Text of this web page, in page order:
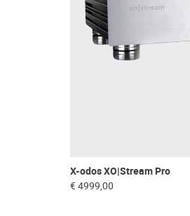
X-odos XO|Stream Pro
€ 4999,00